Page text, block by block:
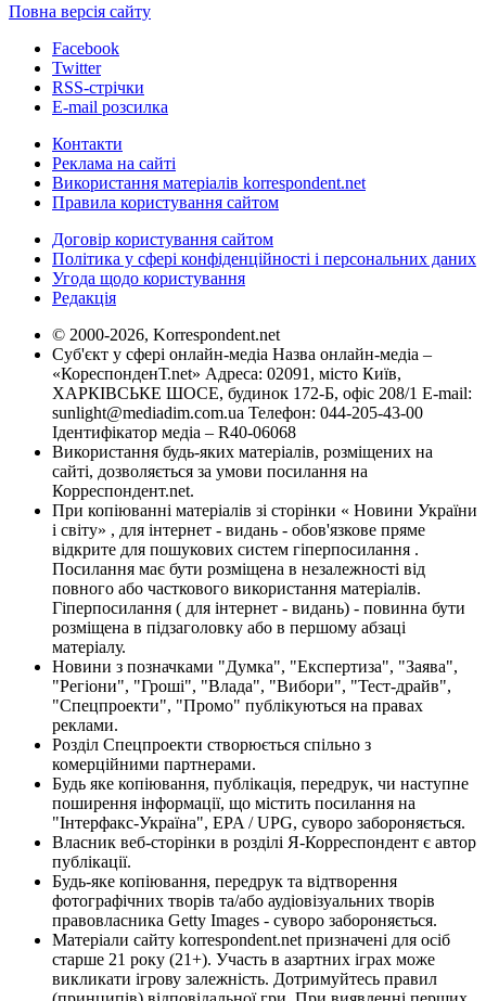
Повна версія сайту
Facebook
Twitter
RSS-стрічки
E-mail розсилка
Контакти
Реклама на сайті
Використання матеріалів korrespondent.net
Правила користування сайтом
Договір користування сайтом
Політика у сфері конфіденційності і персональних даних
Угода щодо користування
Редакція
© 2000-2026, Korrespondent.net
Суб'єкт у сфері онлайн-медіа Назва онлайн-медіа –
«КореспонденТ.net» Адреса: 02091, місто Київ,
ХАРКІВСЬКЕ ШОСЕ, будинок 172-Б, офіс 208/1 E-mail:
sunlight@mediadim.com.ua Телефон: 044-205-43-00
Ідентифікатор медіа – R40-06068
Використання будь-яких матеріалів, розміщених на
сайті, дозволяється за умови посилання на
Корреспондент.net.
При копіюванні матеріалів зі сторінки « Новини України
і світу» , для інтернет - видань - обов'язкове пряме
відкрите для пошукових систем гіперпосилання .
Посилання має бути розміщена в незалежності від
повного або часткового використання матеріалів.
Гіперпосилання ( для інтернет - видань) - повинна бути
розміщена в підзаголовку або в першому абзаці
матеріалу.
Новини з позначками "Думка", "Експертиза", "Заява",
"Регіони", "Гроші", "Влада", "Вибори", "Тест-драйв",
"Спецпроекти", "Промо" публікуються на правах
реклами.
Розділ Спецпроекти створюється спільно з
комерційними партнерами.
Будь яке копіювання, публікація, передрук, чи наступне
поширення інформації, що містить посилання на
"Інтерфакс-Україна", EPA / UPG, суворо забороняється.
Власник веб-сторінки в розділі Я-Корреспондент є автор
публікації.
Будь-яке копіювання, передрук та відтворення
фотографічних творів та/або аудіовізуальних творів
правовласника Getty Images - суворо забороняється.
Матеріали сайту korrespondent.net призначені для осіб
старше 21 року (21+). Участь в азартних іграх може
викликати ігрову залежність. Дотримуйтесь правил